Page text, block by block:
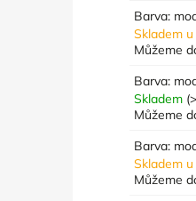
Barva:
Skladem
Můžeme
Barva:
Skladem
Můžeme
Barva:
Skladem
Můžeme